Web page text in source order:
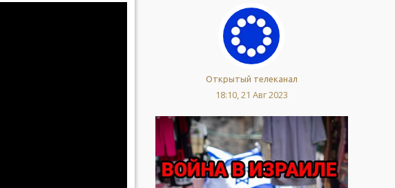
Открытый телеканал
18:10, 21 Авг 2023